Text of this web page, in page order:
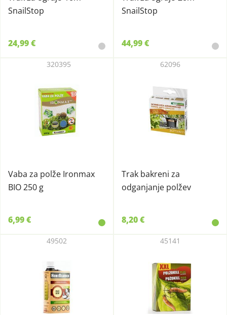
SnailStop
24,99 €
SnailStop
44,99 €
Vaba za polže Ironmax
BIO 250 g
320395
6,99 €
Trak bakreni za
odganjanje polžev
62096
8,20 €
49502 45141